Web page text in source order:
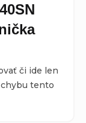
či ide len
tento